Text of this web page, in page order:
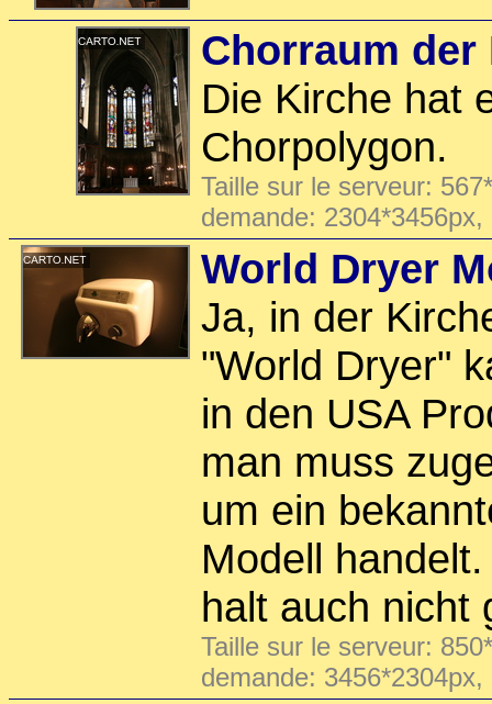
Chorraum
Die Kirche hat
Chorpolygon.
Taille sur le serveur:
demande:
World Dryer
Ja, in der
"World Dryer"
in den USA
man muss
um ein
Modell
halt auch nicht
Taille sur le serveur:
demande: